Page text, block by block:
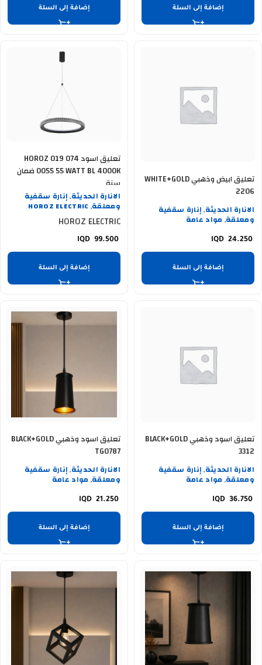
إضافة إلى السلة إضافة إلى السلة
تعليق ابيض وذهبي WHITE+GOLD
2206
الانارة الحديثة, إنارة سقفية
ومعلقة, مواد عامة
24.250
إضافة إلى السلة
تعليق اسود HOROZ 019 074
0055 55 WATT BL 4000K ضمان
سنة
الانارة الحديثة, إنارة سقفية
ومعلقة,
HOROZ ELECTRIC
HOROZ ELECTRIC
99.500
إضافة إلى السلة
تعليق اسود وذهبي BLACK+GOLD
3312
الانارة الحديثة, إنارة سقفية
ومعلقة, مواد عامة
36.750
إضافة إلى السلة
تعليق اسود وذهبي BLACK+GOLD
TG0787
الانارة الحديثة, إنارة سقفية
ومعلقة, مواد عامة
21.250
إضافة إلى السلة